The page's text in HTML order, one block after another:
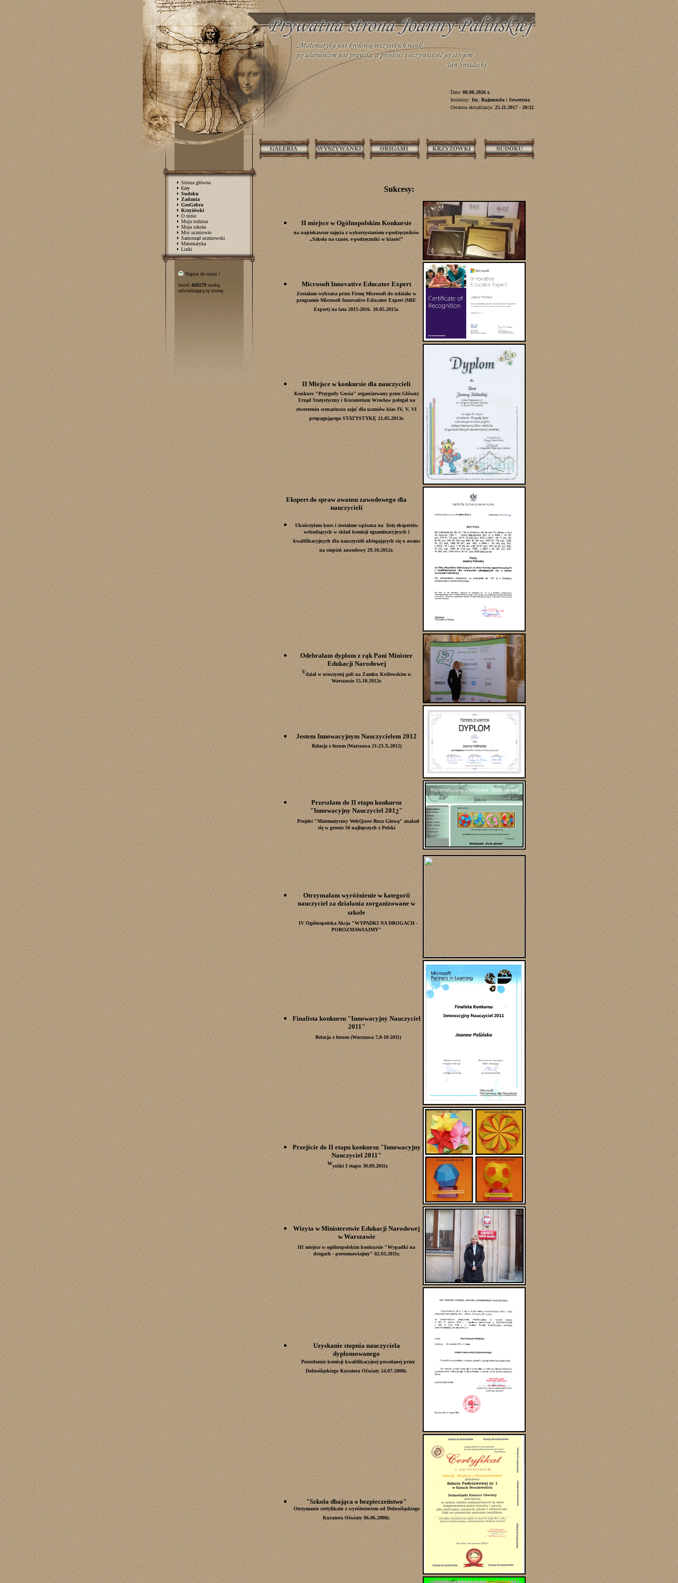
Data: 08.08.2026 r.
Imieniny: Izy ,Rajmunda i Seweryna.
Ostatnia aktualizacja: 25.11.2017 - 20:32
Strona główna
Gry
Sudoku
Zadania
GeoGebra
Krzyżówki
O mnie
Moja rodzina
Moja szkoła
Moi uczniowie
Samorząd uczniowski
Matematyka
Linki
Napisz do mnie !
Jesteś 468279 osobą
odwiedzającą tę stronę.
Sukcesy:
II miejsce w Ogólnopolskim Konkursie
na najciekawsze zajęcia z wykorzystaniem e-podręczników
„Szkoła na czasie, e-podręczniki w klasie!”
Microsoft Innovative Educator Expert
Zostałam wybrana przez Firmę Microsoft do udziału w
programie Microsoft Innovative Educator Expert (MIE
Expert) na lata 2015-2016. 10.05.2015r.
II Miejsce w konkursie dla nauczycieli
Konkurs "Przygody Gusia" organizowany przez Główny
Urząd Statystyczny i Kuratorium Wrocław polegał na
stworzeniu scenariusza zajęć dla uczniów klas IV, V, VI
propagującego STATYSTYKĘ 21.05.2013r.
Ekspert do spraw awansu zawodowego dla
nauczycieli
Ukończyłam kurs i zostałam wpisana na listę ekspertów
wchodzących w skład komisji egzaminacyjnych i
kwalifikacyjnych dla nauczycieli ubiegających się o awans
na stopień zawodowy 29.10.2012r.
Odebrałam dyplomz rąk PaniMinister
Edukacji Narodowej
Udział w uroczystej gali na Zamku Królewskim w
Warszawie 15.10.2012r.
Jestem Innowacyjnym Nauczycielem 2012
Relacja z forum (Warszawa 21-23.X.2012)
Przeszłam do II etapu konkursu
"Innowacyjny Nauczyciel 2012"
Projekt "Matematyczny WebQuest Rusz Głową" znalazł
się w gronie 50 najlepszych z Polski
Otrzymałam wyróżnienie w kategorii
nauczyciel za działania zorganizowane w
szkole
IV Ogólnopolska Akcja "WYPADKI NA DROGACH -
POROZMAWIAJMY"
Finalista konkursu "Innowacyjny Nauczyciel
2011"
Relacja z forum (Warszawa 7,8-10-2011)
Przejście do II etapu konkursu "Innowacyjny
Nauczyciel 2011"
Wyniki I etapu 30.09.2011r.
Wizyta w Ministerstwie Edukacji Narodowej
w Warszawie
III miejsce w ogólnopolskim konkursie "Wypadki na
drogach - porozmawiajmy" 02.03.2011r.
Uzyskanie stopnia nauczyciela
dyplomowanego
Posiedzenie komisji kwalifikacyjnej powołanej przez
Dolnośląskiego Kuratora Oświaty 24.07.2008r.
"Szkoła dbająca o bezpieczeństwo"
Otrzymanie certyfikatu z wyróżnieniem od Dolnośląskiego
Kuratora Oświaty 06.06.2008r.